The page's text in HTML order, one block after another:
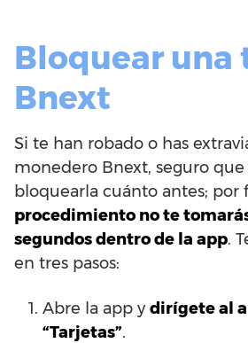
Bloquear una
Bnext
Si te han robado o has
monedero Bnext, seguro
bloquearla cuánto antes; por
procedimiento no te
segundos dentro de la app.
en tres pasos:
Abre la app ydirígete al
“Tarjetas”.